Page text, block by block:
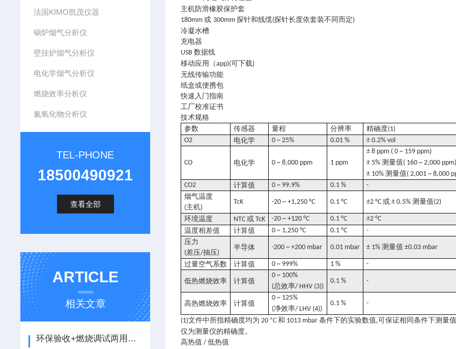
法国KIMO凯茂仪器
锅炉烟气分析仪
壁挂炉烟气分析仪
电化学烟气分析仪
燃烧效率分析仪
氮氧化物分析仪
TEL-PHONE
18500490921
查看全部
ARTICLE
相关文章
环保验收+燃烧调试两用，索尔曼便携式烟气分析仪使用指南
主机防滑橡胶保护套
180mm或 300mm探针和线缆(探针长度依套装不同而定)
冷凝水槽
充电器
USB数据线
移动应用（app)(可下载)
无线传输功能
纸盒或便携包
快速入门指南
工厂校准证书
技术规格
参数
传感器 量程 分辨率 精确度(1)
O2
电化学 0 ~ 25% 0.01 % ± 0.2% vol
CO 电化学 0 ~ 8,000 ppm 1 ppm
± 8 ppm ( 0 ~ 159 ppm)
± 5%测量值( 160 ~ 2,000
± 10%测量值( 2,001 ~ 8,000
CO2
计算值 0 ~ 99.9% 0.1 %
-
烟气温度
(主机)
TcK -20 ~ +1,250 °C 0.1 °C ±2 °C或 ± 0.5%测量值(2)
环境温度 NTC或 TcK -20 ~ +120 °C 0.1 °C
±2 °C
温度相差值
计算值 0 ~ 1,250 °C 0.1 °C
-
压力
(差压/抽压)
半导体 -200 ~ +200 mbar 0.01 mbar ± 1%测量值 ±0.03 mbar
过量空气系数 计算值 0 ~ 999% 1 % -
低热燃烧效率 计算值
0 ~ 100%
(总效率/ HHV (3))
0.1 % -
高热燃烧效率 计算值
0 ~ 125%
(净效率/ LHV (4))
0.1 % -
(1)文件中所指精确度均为 20°C和 1013 mbar条件下的实验数值,可保证相同条件下测量
仅为测量仪的精确度。
高热值 /低热值